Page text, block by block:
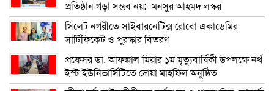
প্রতিষ্ঠান গড়া সম্ভব নয়: -মনসুর আহমদ লস্কর
সিলেট নগরীতে সাইবারনেটিক্স রোবো একাডেমির
সার্টিফিকেট ও পুরস্কার বিতরণ
প্রফেসর ডা. আফজাল মিয়ার ১ম মৃত্যুবার্ষিকী উপলক্ষে নর্থ
ইস্ট ইউনিভার্সিটিতে দোয়া মাহফিল অনুষ্ঠিত